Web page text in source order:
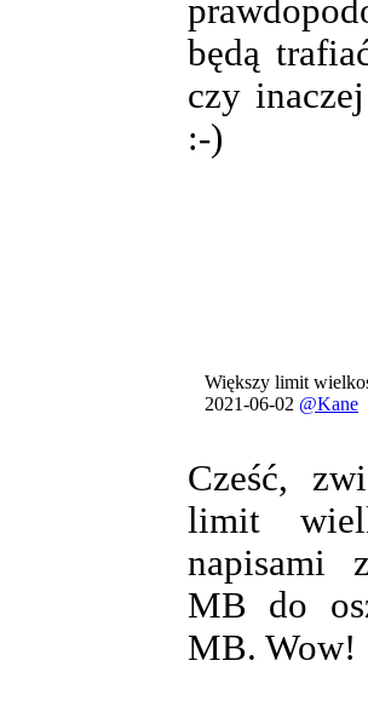
będą
czy
:-)
Większy limit
2021-06-02 @Kane
Cześć,
limit
napisami
MB do
MB. Wow!